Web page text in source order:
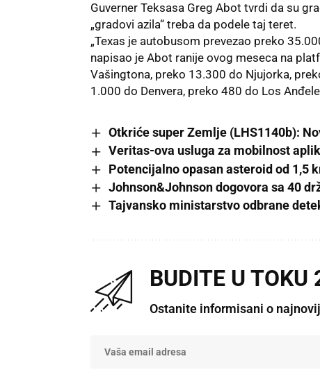
Guverner Teksasa Greg Abot tvrdi da su
„gradovi azila“ treba da podele taj teret.
„Texas je autobusom prevezao preko
napisao je Abot ranije ovog meseca na
Vašingtona, preko 13.300 do Njujorka,
1.000 do Denvera, preko 480 do Los
Otkriće super Zemlje (LHS1140b):
Veritas-ova usluga za mobilnost
Potencijalno opasan asteroid od 1,5
Johnson&Johnson dogovora sa 40
Tajvansko ministarstvo odbrane
BUDITE U TOKU
Ostanite informisani o